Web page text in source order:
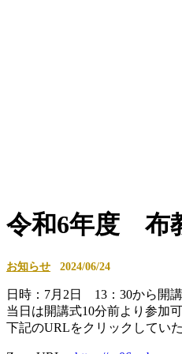
令和6年度 布
お知らせ 2024/06/24
日時：7月2日 13：30から開講
当日は開講式10分前より参加可
下記のURLをクリックしてい